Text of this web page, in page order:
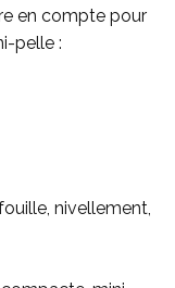
en compte pour
pelle :
nivellement,